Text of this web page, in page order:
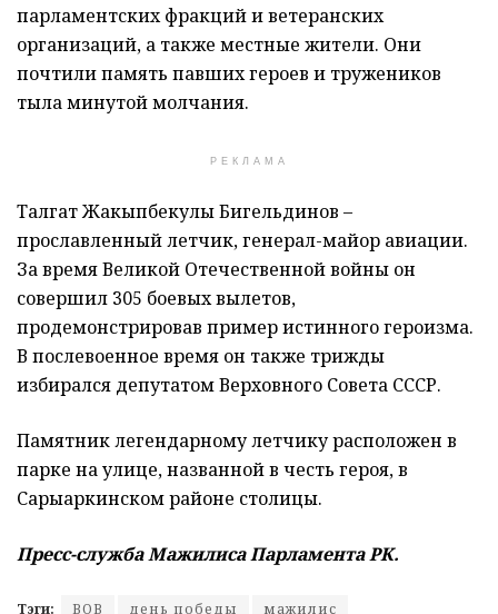
парламентских фракций и ветеранских
организаций, а также местные жители. Они
почтили память павших героев и тружеников
тыла минутой молчания.
РЕКЛАМА
Талгат Жакыпбекулы Бигельдинов –
прославленный летчик, генерал-майор авиации.
За время Великой Отечественной войны он
совершил 305 боевых вылетов,
продемонстрировав пример истинного героизма.
В послевоенное время он также трижды
избирался депутатом Верховного Совета СССР.
Памятник легендарному летчику расположен в
парке на улице, названной в честь героя, в
Сарыаркинском районе столицы.
Пресс-служба Мажилиса Парламента РК.
Тэги: ВОВ день победы мажилис